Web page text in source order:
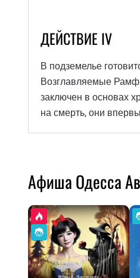
ДЕЙСТВИЕ IV
В подземелье
Возглавляемые
заключен в основах
на смерть, они
Афиша Одесса